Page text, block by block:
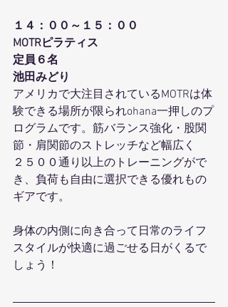
１４：００～１５：００
MOTRピラティス
定員６名
池田みどり
アメリカで大注目されているMOTRは体
験できる場所が限られohana一押しのプ
ログラムです。筋バランス強化・股関
節・肩関節のストレッチなど幅広く
２５００通り以上のトレーニングがで
き、負荷も自由に選択できる優れもの
ギアです。
身体の内側に向き合って日常のライフ
スタイルが快適に過ごせる日がくるで
しょう！